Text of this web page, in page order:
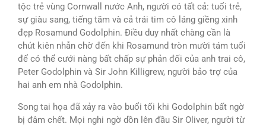
tộc trẻ vùng Cornwall nước Anh, người có tất cả: tuổi trẻ,
sự giàu sang, tiếng tăm và cả trái tim cô láng giềng xinh
đẹp Rosamund Godolphin. Điều duy nhất chàng cần là
chút kiên nhẫn chờ đến khi Rosamund tròn mười tám tuổi
để có thể cưới nàng bất chấp sự phản đối của anh trai cô,
Peter Godolphin và Sir John Killigrew, người bảo trợ của
hai anh em nhà Godolphin.
Song tai họa đã xảy ra vào buổi tối khi Godolphin bất ngờ
bị đâm chết. Mọi nghi ngờ dồn lên đầu Sir Oliver, người từ